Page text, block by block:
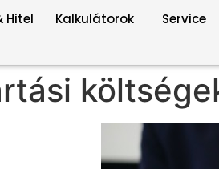
Hitel Kalkulátorok Service